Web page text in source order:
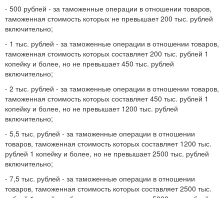
- 500 рублей - за таможенные операции в отношении товаров,
таможенная стоимость которых не превышает 200 тыс. рублей
включительно;
- 1 тыс. рублей - за таможенные операции в отношении товаров,
таможенная стоимость которых составляет 200 тыс. рублей 1
копейку и более, но не превышает 450 тыс. рублей
включительно;
- 2 тыс. рублей - за таможенные операции в отношении товаров,
таможенная стоимость которых составляет 450 тыс. рублей 1
копейку и более, но не превышает 1200 тыс. рублей
включительно;
- 5,5 тыс. рублей - за таможенные операции в отношении
товаров, таможенная стоимость которых составляет 1200 тыс.
рублей 1 копейку и более, но не превышает 2500 тыс. рублей
включительно;
- 7,5 тыс. рублей - за таможенные операции в отношении
товаров, таможенная стоимость которых составляет 2500 тыс.